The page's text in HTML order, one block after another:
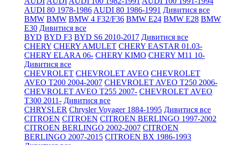
AUDI 80 1978-1986 AUDI 80 1986-1991 Дивитися все
BMW BMW BMW 4 F32/F36 BMW E24 BMW E28 BMW
E30 Дивитися все
BYD BYD F3 BYD S6 2010-2017 Дивитися все
CHERY CHERY AMULET CHERY EASTAR 01.03-
CHERY ELARA 06- CHERY KIMO CHERY M11 10-
Дивитися все
CHEVROLET CHEVROLET AVEO CHEVROLET
AVEO Т200 2004-2007 CHEVROLET AVEO Т250 2006-
CHEVROLET AVEO Т255 2007- CHEVROLET AVEO
Т300 2011- Дивитися все
CHRYSLER Chrysler Voyager 1884-1995 Дивитися все
CITROEN CITROEN CITROEN BERLINGO 1997-2002
CITROEN BERLINGO 2002-2007 CITROEN
BERLINGO 2007-2015 CITROEN BX 1986-1993